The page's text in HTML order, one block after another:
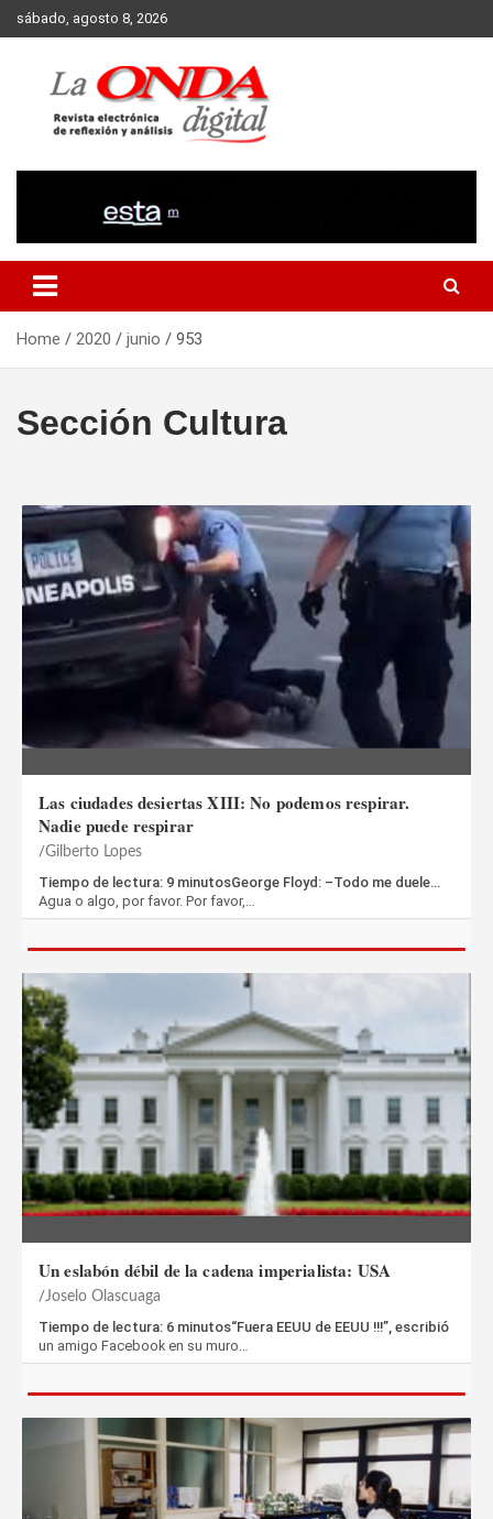
Skip
to
sábado, agosto 8, 2026
Home 2020 junio 953
Las ciudades desiertas XIII: No podemos respirar.
Nadie puede respirar
Gilberto Lopes
Tiempo de lectura: 9 minutosGeorge Floyd: –Todo me duele…
Agua o algo, por favor. Por favor,…
Un eslabón débil de la cadena imperialista: USA
Joselo Olascuaga
Tiempo de lectura: 6 minutos“Fuera EEUU de EEUU !!!”, escribió
un amigo Facebook en su muro…